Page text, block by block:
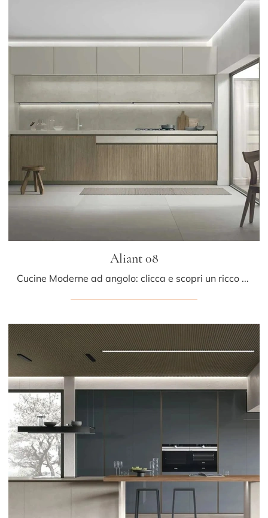
Aliant 08
Cucine Moderne ad angolo: clicca e scopri un ricco catalogo di soluzioni del brand Stosa, tra cui il modello Aliant 08.